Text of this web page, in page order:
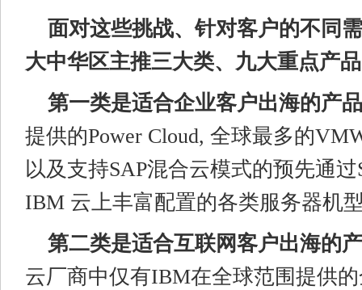
面对这些挑战、针对客户的不同
大中华区主推三大类、九大重点产
第一类是适合企业客户出海的产品
提供的Power Cloud, 全球最多的
以及支持SAP混合云模式的预先通
IBM 云上丰富配置的各类服务器机
第二类是适合互联网客户出海的
云厂商中仅有IBM在全球范围提供